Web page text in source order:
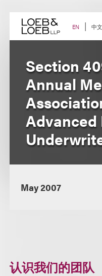
content EN 中文
Section
Annual
Advanced
May 2007
认识我们的团队